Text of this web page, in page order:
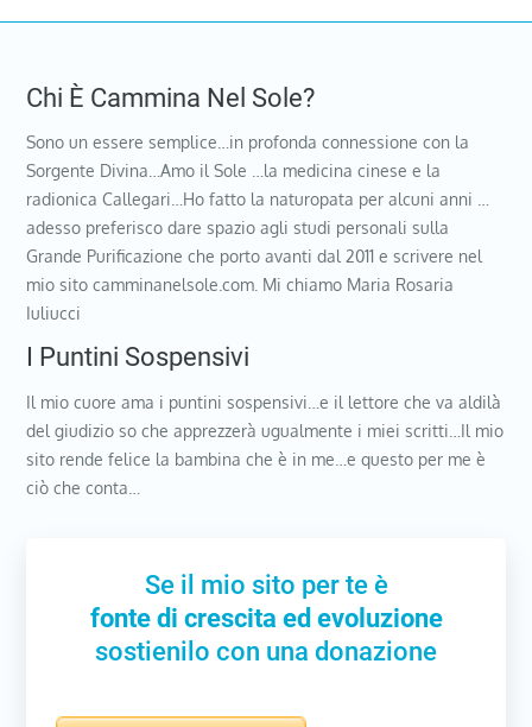
Chi È Cammina Nel Sole?
Sono un essere semplice…in profonda connessione con la
Sorgente Divina…Amo il Sole …la medicina cinese e la
radionica Callegari…Ho fatto la naturopata per alcuni anni …
adesso preferisco dare spazio agli studi personali sulla
Grande Purificazione che porto avanti dal 2011 e scrivere nel
mio sito camminanelsole.com. Mi chiamo Maria Rosaria
Iuliucci
I Puntini Sospensivi
Il mio cuore ama i puntini sospensivi…e il lettore che va aldilà
del giudizio so che apprezzerà ugualmente i miei scritti…Il mio
sito rende felice la bambina che è in me…e questo per me è
ciò che conta…
Se il mio sito per te è
fonte di crescita ed evoluzione
sostienilo con una donazione